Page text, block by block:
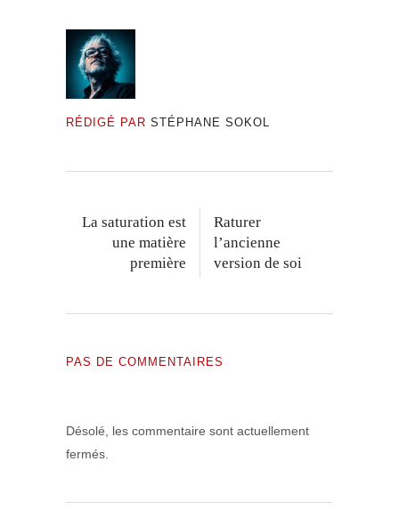
RÉDIGÉ PAR STÉPHANE SOKOL
La saturation est
une matière
première
Raturer
l’ancienne
version de soi
PAS DE COMMENTAIRES
Désolé, les commentaire sont actuellement
fermés.